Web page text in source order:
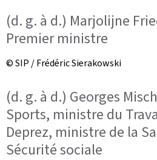
(d. g. à d.) Marjolijne
Premier ministre
© SIP / Frédéric Sierakowski
(d. g. à d.) Georges
Sports, ministre du
Deprez, ministre de la
Sécurité sociale